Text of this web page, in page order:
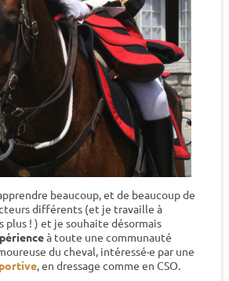
beaucoup, et de beaucoup de
différents (et je travaille à
plus ! ) et je souhaite désormais
à toute une communauté
du cheval, intéressé·e par une
, en dressage comme en CSO.